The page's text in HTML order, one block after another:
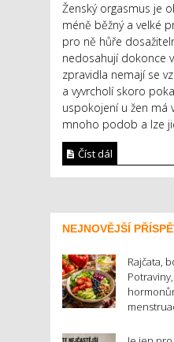
Ženský orgasmus je
méně běžný a velké
pro ně hůře
nedosahují dokonce
zpravidla nemají se
a vyvrcholí skoro
uspokojení u žen má
mnoho podob a lze
Číst dál
NEJNOVĚJŠÍ
Rajčata,